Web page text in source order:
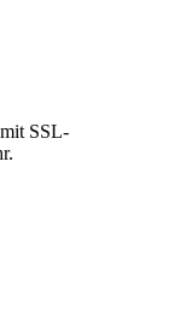
SSL-